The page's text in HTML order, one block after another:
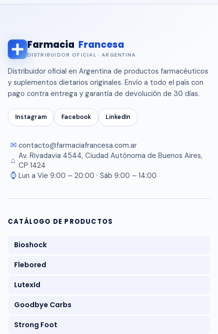
Farmacia Francesa
DISTRIBUIDOR OFICIAL · ARGENTINA
Distribuidor oficial en Argentina de productos farmacéuticos
y suplementos dietarios originales. Envío a todo el país con
pago contra entrega y garantía de devolución de 30 días.
Instagram Facebook LinkedIn
✉ contacto@farmaciafrancesa.com.ar
⌂ Av. Rivadavia 4544, Ciudad Autónoma de Buenos Aires,
CP 1424
⌚ Lun a Vie 9:00 – 20:00 · Sáb 9:00 – 14:00
CATÁLOGO DE PRODUCTOS
Bioshock
Flebored
LutexId
Goodbye Carbs
Strong Foot